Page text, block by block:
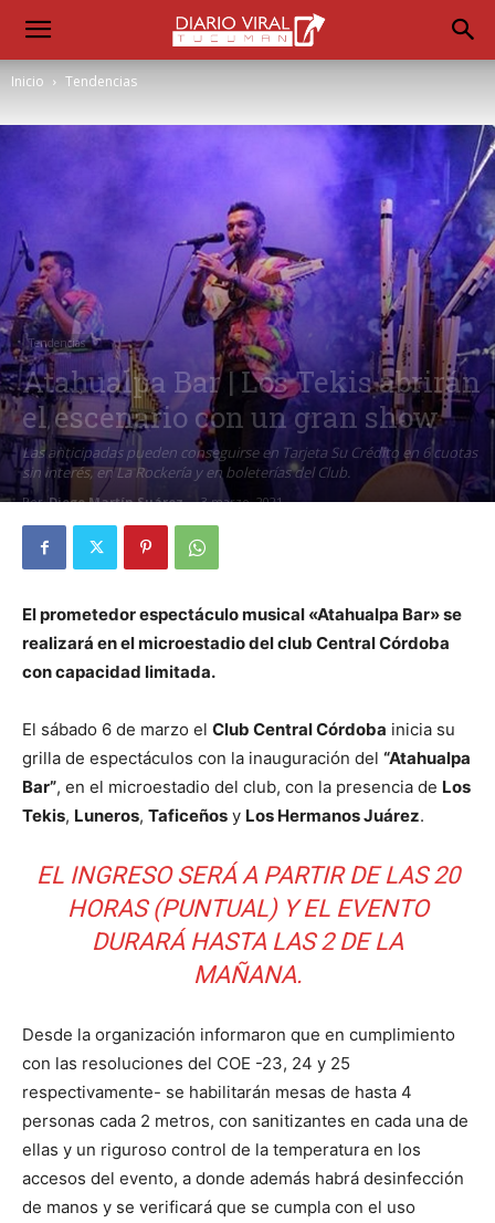
Inicio Tendencias
Tendencias
Atahualpa Bar | Los Tekis abrirán
el escenario con un gran show
Las anticipadas pueden conseguirse en Tarjeta Su Crédito en 6 cuotas
sin interés, en La Rockería y en boleterías del Club.
Por Diego Martín Suárez - 3 marzo, 2021
El prometedor espectáculo musical «Atahualpa Bar» se
realizará en el microestadio del club Central Córdoba
con capacidad limitada.
El sábado 6 de marzo el Club Central Córdoba inicia su
grilla de espectáculos con la inauguración del “Atahualpa
Bar”, en el microestadio del club, con la presencia de Los
Tekis, Luneros, Taficeños y Los Hermanos Juárez.
EL INGRESO SERÁ A PARTIR DE LAS 20
HORAS (PUNTUAL) Y EL EVENTO
DURARÁ HASTA LAS 2 DE LA
MAÑANA.
Desde la organización informaron que en cumplimiento
con las resoluciones del COE -23, 24 y 25
respectivamente- se habilitarán mesas de hasta 4
personas cada 2 metros, con sanitizantes en cada una de
ellas y un riguroso control de la temperatura en los
accesos del evento, a donde además habrá desinfección
de manos y se verificará que se cumpla con el uso